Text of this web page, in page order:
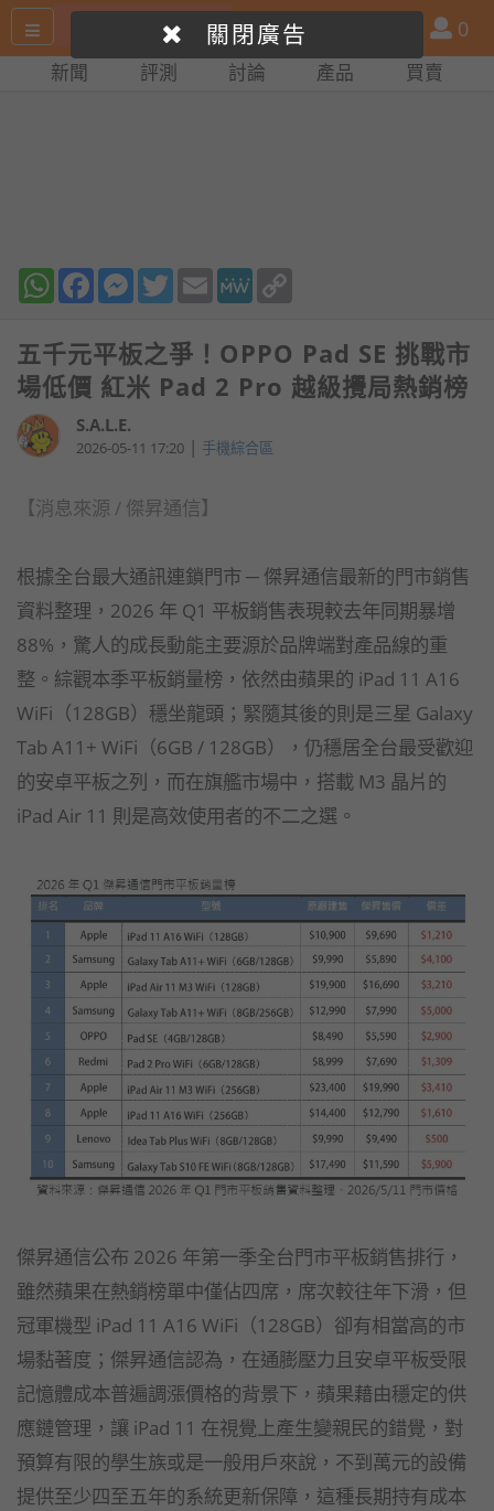
尋
產
品
比
會
員
0
新聞 評測 討論 產品 買賣
WhatsAppFacebookMessenger
TwitterEmail MeWe
五千元平板之爭！OPPO Pad SE 挑戰市
場低價 紅米 Pad 2 Pro 越級攪局熱銷榜
S.A.L.E.
2026-05-11 17:20 | 手機綜合區
【消息來源 / 傑昇通信】
根據全台最大通訊連鎖門市 ─ 傑昇通信最新的門市銷售
資料整理，2026 年 Q1 平板銷售表現較去年同期暴增
88%，驚人的成長動能主要源於品牌端對產品線的重
整。綜觀本季平板銷量榜，依然由蘋果的 iPad 11 A16
WiFi（128GB）穩坐龍頭；緊隨其後的則是三星 Galaxy
Tab A11+ WiFi（6GB / 128GB），仍穩居全台最受歡迎
的安卓平板之列，而在旗艦市場中，搭載 M3 晶片的
iPad Air 11 則是高效使用者的不二之選。
關閉廣告
傑昇通信公布 2026 年第一季全台門市平板銷售排行，
雖然蘋果在熱銷榜單中僅佔四席，席次較往年下滑，但
冠軍機型 iPad 11 A16 WiFi（128GB）卻有相當高的市
場黏著度；傑昇通信認為，在通膨壓力且安卓平板受限
記憶體成本普遍調漲價格的背景下，蘋果藉由穩定的供
應鏈管理，讓 iPad 11 在視覺上產生變親民的錯覺，對
預算有限的學生族或是一般用戶來說，不到萬元的設備
提供至少四至五年的系統更新保障，這種長期持有成本